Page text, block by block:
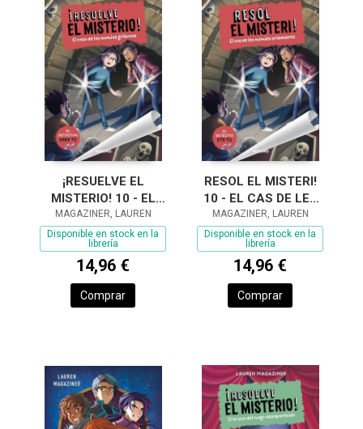
¡RESUELVE EL
MISTERIO! 10 - EL
CASO DE LAS
MOMIAS GRITONAS
MAGAZINER, LAUREN
Disponible en stock en la
librería
14,96 €
Comprar
RESOL EL MISTERI!
10 - EL CAS DE LES
MÒMIES
CRIDANERES
MAGAZINER, LAUREN
Disponible en stock en la
librería
14,96 €
Comprar